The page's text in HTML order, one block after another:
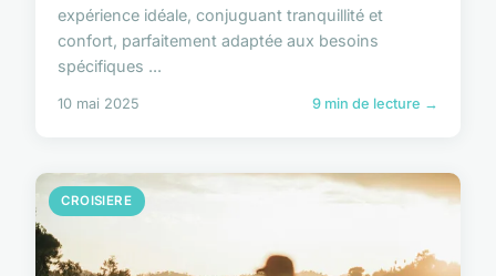
expérience idéale, conjuguant tranquillité et
confort, parfaitement adaptée aux besoins
spécifiques ...
10 mai 2025 9 min de lecture →
CROISIERE